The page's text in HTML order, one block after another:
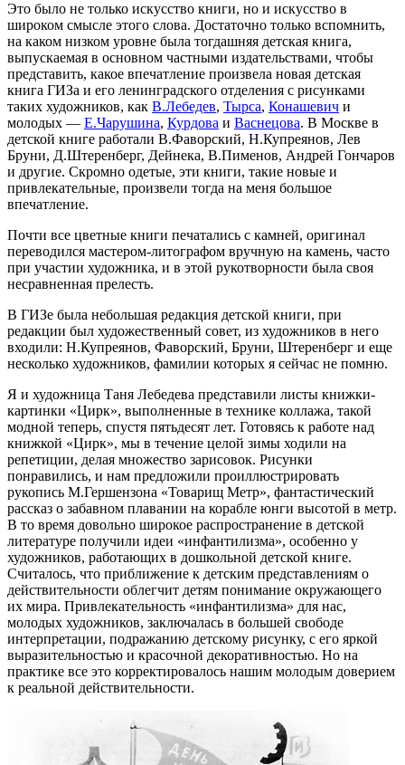
Это было не только искусство книги, но и искусство в
широком смысле этого слова. Достаточно только вспомнить,
на каком низком уровне была тогдашняя детская книга,
выпускаемая в основном частными издательствами, чтобы
представить, какое впечатление произвела новая детская
книга ГИЗа и его ленинградского отделения с рисунками
таких художников, как В.Лебедев, Тырса, Конашевич и
молодых — Е.Чарушина, Курдова и Васнецова. В Москве в
детской книге работали В.Фаворский, Н.Купреянов, Лев
Бруни, Д.Штеренберг, Дейнека, В.Пименов, Андрей Гончаров
и другие. Скромно одетые, эти книги, такие новые и
привлекательные, произвели тогда на меня большое
впечатление.
Почти все цветные книги печатались с камней, оригинал
переводился мастером-литографом вручную на камень, часто
при участии художника, и в этой рукотворности была своя
несравненная прелесть.
В ГИЗе была небольшая редакция детской книги, при
редакции был художественный совет, из художников в него
входили: Н.Купреянов, Фаворский, Бруни, Штеренберг и еще
несколько художников, фамилии которых я сейчас не помню.
Я и художница Таня Лебедева представили листы книжки-
картинки «Цирк», выполненные в технике коллажа, такой
модной теперь, спустя пятьдесят лет. Готовясь к работе над
книжкой «Цирк», мы в течение целой зимы ходили на
репетиции, делая множество зарисовок. Рисунки
понравились, и нам предложили проиллюстрировать
рукопись М.Гершензона «Товарищ Метр», фантастический
рассказ о забавном плавании на корабле юнги высотой в метр.
В то время довольно широкое распространение в детской
литературе получили идеи «инфантилизма», особенно у
художников, работающих в дошкольной детской книге.
Считалось, что приближение к детским представлениям о
действительности облегчит детям понимание окружающего
их мира. Привлекательность «инфантилизма» для нас,
молодых художников, заключалась в большей свободе
интерпретации, подражанию детскому рисунку, с его яркой
выразительностью и красочной декоративностью. Но на
практике все это корректировалось нашим молодым доверием
к реальной действительности.